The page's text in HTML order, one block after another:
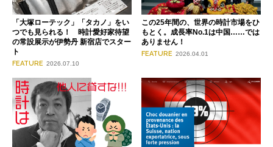
「大塚ローテック」「タカノ」をい
つでも見られる！ 時計愛好家待望
の常設展示が伊勢丹 新宿店でスター
ト
FEATURE 2026.07.10
この25年間の、世界の時計市場をひ
もとく。成長率No.1は中国……では
ありません！
FEATURE 2026.04.01